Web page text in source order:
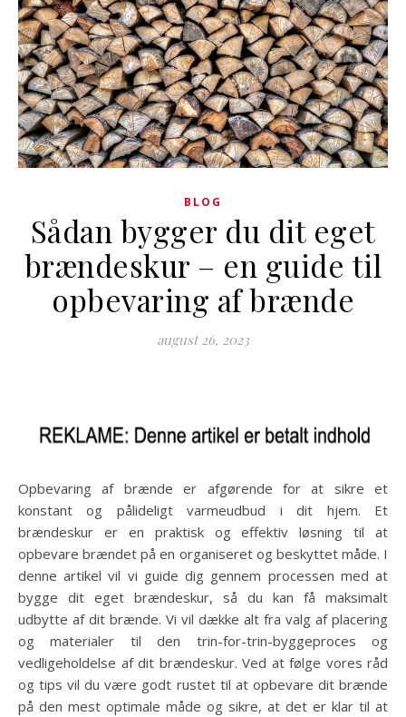
BLOG
Sådan bygger du dit eget
brændeskur – en guide til
opbevaring af brænde
august 26, 2023
Opbevaring af brænde er afgørende for at sikre et
konstant og pålideligt varmeudbud i dit hjem. Et
brændeskur er en praktisk og effektiv løsning til at
opbevare brændet på en organiseret og beskyttet måde. I
denne artikel vil vi guide dig gennem processen med at
bygge dit eget brændeskur, så du kan få maksimalt
udbytte af dit brænde. Vi vil dække alt fra valg af placering
og materialer til den trin-for-trin-byggeproces og
vedligeholdelse af dit brændeskur. Ved at følge vores råd
og tips vil du være godt rustet til at opbevare dit brænde
på den mest optimale måde og sikre, at det er klar til at